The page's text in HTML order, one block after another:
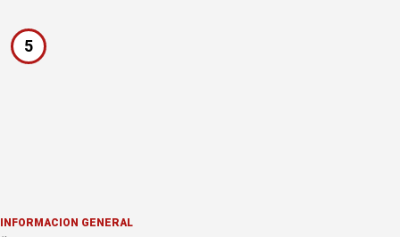
5
INFORMACION GENERAL